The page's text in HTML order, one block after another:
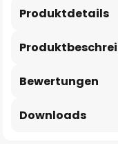
Produktdetails
Bewertungen
Downloads